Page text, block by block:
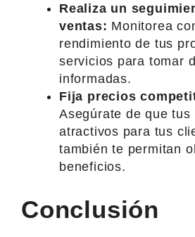
Realiza un
ventas: Monitorea
rendimiento de tus
servicios para tomar
informadas.
Fija precios
Asegúrate de que tus
atractivos para tus
también te permitan
beneficios.
Conclusión